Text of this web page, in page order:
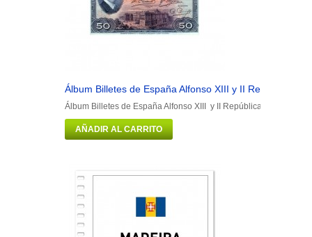
Álbum Billetes de España Alfonso XIII y II República
Álbum Billetes de España Alfonso XIII y II República Portadilla
AÑADIR AL CARRITO